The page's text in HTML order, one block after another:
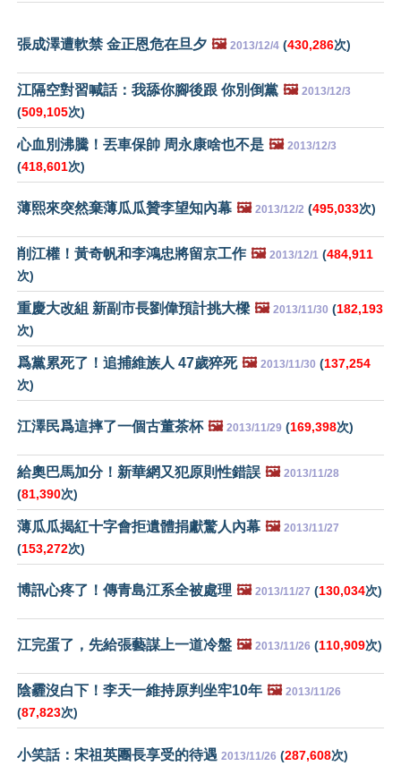
張成澤遭軟禁 金正恩危在旦夕 🖼️ 2013/12/4 (430,286次)
江隔空對習喊話：我舔你腳後跟 你別倒黨 🖼️ 2013/12/3
(509,105次)
心血別沸騰！丟車保帥 周永康啥也不是 🖼️ 2013/12/3
(418,601次)
薄熙來突然棄薄瓜瓜贊李望知內幕 🖼️ 2013/12/2 (495,033次)
削江權！黃奇帆和李鴻忠將留京工作 🖼️ 2013/12/1 (484,911
次)
重慶大改組 新副市長劉偉預計挑大樑 🖼️ 2013/11/30 (182,193
次)
爲黨累死了！追捕維族人 47歲猝死 🖼️ 2013/11/30 (137,254
次)
江澤民爲這摔了一個古董茶杯 🖼️ 2013/11/29 (169,398次)
給奧巴馬加分！新華網又犯原則性錯誤 🖼️ 2013/11/28
(81,390次)
薄瓜瓜揭紅十字會拒遺體捐獻驚人內幕 🖼️ 2013/11/27
(153,272次)
博訊心疼了！傳青島江系全被處理 🖼️ 2013/11/27 (130,034次)
江完蛋了，先給張藝謀上一道冷盤 🖼️ 2013/11/26 (110,909次)
陰霾沒白下！李天一維持原判坐牢10年 🖼️ 2013/11/26
(87,823次)
小笑話：宋祖英團長享受的待遇 2013/11/26 (287,608次)